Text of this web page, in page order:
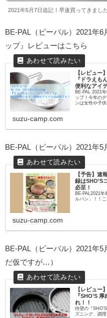
2021年5月7日追記！早速買ってきまし
BE-PAL（ビーパル）2021年
ップ』レビューはこちら
【レビュー
『ドラえも
便利なアイ
BE-PAL 2021
ップ！今年の
ンは女性や子
suzu-camp.com
BE-PAL（ビーパル）2021年
【予告】速
録はSHO’S
必至！
BE-PAL2021年
ルパン」！！
suzu-camp.com
BE-PAL（ビーパル）2021年
だ仮ですが…）
【レビュー
『SHO’S
れ！！
待望の『
ズニング、調